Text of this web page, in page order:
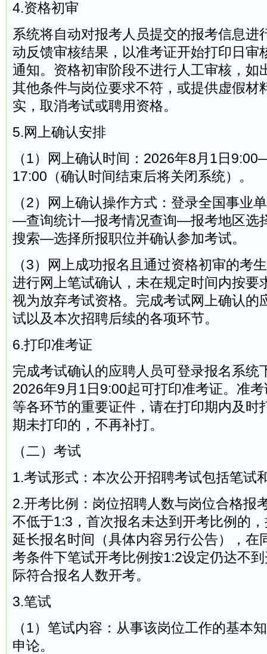
4.资格初审
系统将自动对报考人员提交的报考信息进
动反馈审核结果，以准考证开始打印日审
通知。资格初审阶段不进行人工审核，如
其他条件与岗位要求不符，或提供虚假材
实，取消考试或聘用资格。
5.网上确认安排
（1）网上确认时间：2026年8月1日
17:00（确认时间结束后将关闭系统）。
（2）网上确认操作方式：登录全国事业
—查询统计—报考情况查询—报考地区选
搜索—选择所报职位并确认参加考试。
（3）网上成功报名且通过资格初审的考
进行网上笔试确认，未在规定时间内按要
视为放弃考试资格。完成考试网上确认的
试以及本次招聘后续的各项环节。
6.打印准考证
完成考试确认的应聘人员可登录报名系统
2026年9月1日9:00起可打印准考证。准
等各环节的重要证件，请在打印期内及时
期未打印的，不再补打。
（二）考试
1.考试形式：本次公开招聘考试包括笔试
2.开考比例：岗位招聘人数与岗位合格报
不低于1:3，首次报名未达到开考比例的
延长报名时间（具体内容另行公告），在
考条件下笔试开考比例按1:2设定仍达不
际符合报名人数开考。
3.笔试
（1）笔试内容：从事该岗位工作的基本
申论。